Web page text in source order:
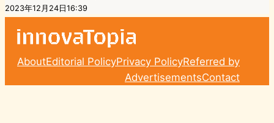
2023年12月24日16:39
AboutEditorial PolicyPrivacy PolicyReferred by
AdvertisementsContact